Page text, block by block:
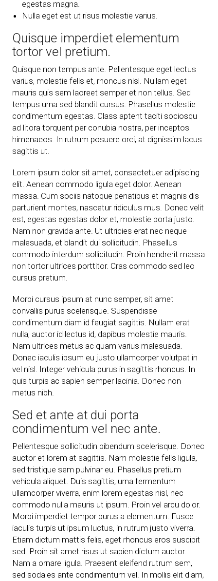
egestas magna.
Nulla eget est ut risus molestie varius.
Quisque imperdiet elementum
tortor vel pretium.
Quisque non tempus ante. Pellentesque eget lectus
varius, molestie felis et, rhoncus nisl. Nullam eget
mauris quis sem laoreet semper et non tellus. Sed
tempus urna sed blandit cursus. Phasellus molestie
condimentum egestas. Class aptent taciti sociosqu
ad litora torquent per conubia nostra, per inceptos
himenaeos. In rutrum posuere orci, at dignissim lacus
sagittis ut.
Lorem ipsum dolor sit amet, consectetuer adipiscing
elit. Aenean commodo ligula eget dolor. Aenean
massa. Cum sociis natoque penatibus et magnis dis
parturient montes, nascetur ridiculus mus. Donec velit
est, egestas egestas dolor et, molestie porta justo.
Nam non gravida ante. Ut ultricies erat nec neque
malesuada, et blandit dui sollicitudin. Phasellus
commodo interdum sollicitudin. Proin hendrerit massa
non tortor ultrices porttitor. Cras commodo sed leo
cursus pretium.
Morbi cursus ipsum at nunc semper, sit amet
convallis purus scelerisque. Suspendisse
condimentum diam id feugiat sagittis. Nullam erat
nulla, auctor id lectus id, dapibus molestie mauris.
Nam ultrices metus ac quam varius malesuada.
Donec iaculis ipsum eu justo ullamcorper volutpat in
vel nisl. Integer vehicula purus in sagittis rhoncus. In
quis turpis ac sapien semper lacinia. Donec non
metus nibh.
Sed et ante at dui porta
condimentum vel nec ante.
Pellentesque sollicitudin bibendum scelerisque. Donec
auctor et lorem at sagittis. Nam molestie felis ligula,
sed tristique sem pulvinar eu. Phasellus pretium
vehicula aliquet. Duis sagittis, urna fermentum
ullamcorper viverra, enim lorem egestas nisl, nec
commodo nulla mauris ut ipsum. Proin vel arcu dolor.
Morbi imperdiet tempor purus a elementum. Fusce
iaculis turpis ut ipsum luctus, in rutrum justo viverra.
Etiam dictum mattis felis, eget rhoncus eros suscipit
sed. Proin sit amet risus ut sapien dictum auctor.
Nam a ornare ligula. Praesent eleifend rutrum sem,
sed sodales ante condimentum vel. In mollis elit diam,